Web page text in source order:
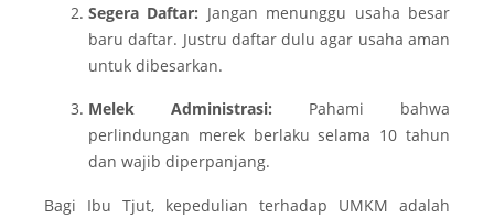
Segera Daftar: Jangan menunggu usaha besar
baru daftar. Justru daftar dulu agar usaha aman
untuk dibesarkan.
Melek Administrasi: Pahami bahwa
perlindungan merek berlaku selama 10 tahun
dan wajib diperpanjang.
Bagi Ibu Tjut, kepedulian terhadap UMKM adalah